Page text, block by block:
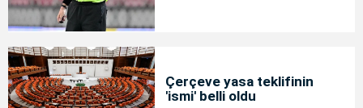
Çerçeve yasa teklifinin
'ismi' belli oldu